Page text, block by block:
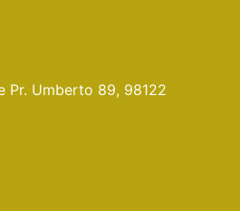
Pr. Umberto 89, 98122